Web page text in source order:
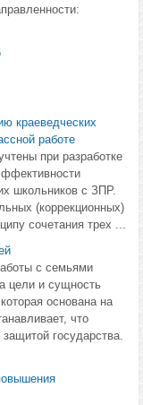
краеведческих
работе
при разработке
школьников с ЗПР.
(коррекционных)
сочетания трех ...
с семьями
цели и сущность
основана на
что
государства.